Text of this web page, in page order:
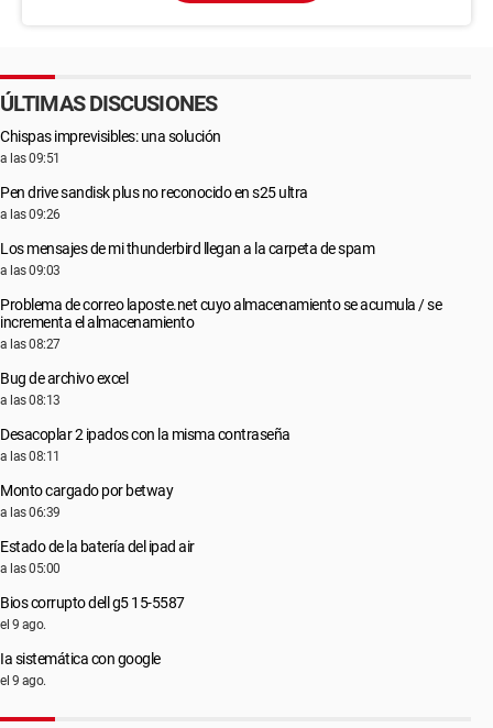
ÚLTIMAS DISCUSIONES
Chispas imprevisibles: una solución
a las 09:51
Pen drive sandisk plus no reconocido en s25 ultra
a las 09:26
Los mensajes de mi thunderbird llegan a la carpeta de spam
a las 09:03
Problema de correo laposte.net cuyo almacenamiento se acumula / se
incrementa el almacenamiento
a las 08:27
Bug de archivo excel
a las 08:13
Desacoplar 2 ipados con la misma contraseña
a las 08:11
Monto cargado por betway
a las 06:39
Estado de la batería del ipad air
a las 05:00
Bios corrupto dell g5 15-5587
el 9 ago.
Ia sistemática con google
el 9 ago.